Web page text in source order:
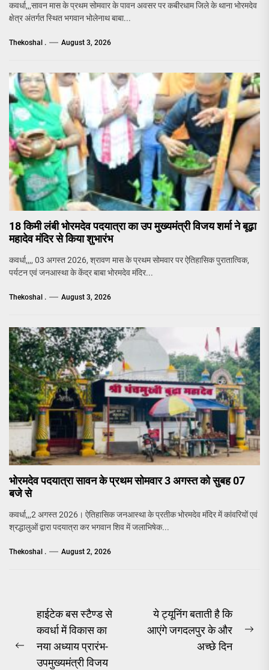
कवर्धा,,,सावन मास के प्रथम सोमवार के पावन अवसर पर कबीरधाम जिले के थाना भोरमदेव
क्षेत्र अंतर्गत स्थित भगवान भोलेनाथ बाबा...
Thekoshal . August 3, 2026
18 किमी लंबी भोरमदेव पदयात्रा का उप मुख्यमंत्री विजय शर्मा ने बूढ़ा
महादेव मंदिर से किया शुभारंभ
कवर्धा,,,, 03 अगस्त 2026, श्रावण मास के प्रथम सोमवार पर ऐतिहासिक पुरातात्विक,
पर्यटन एवं जनआस्था के केंद्र बाबा भोरमदेव मंदिर...
Thekoshal . August 3, 2026
भोरमदेव पदयात्रा सावन के प्रथम सोमवार 3 अगस्त को सुबह 07
बजे से
कवर्धा,,,2 अगस्त 2026। ऐतिहासिक जनआस्था के प्रतीक भोरमदेव मंदिर में कांवरियों एवं
श्रद्धालुओं द्वारा पदयात्रा कर भगवान शिव में जलाभिषेक...
Thekoshal . August 2, 2026
Post
navigation
Previous
हाईटेक बस स्टैण्ड से
कवर्धा में विकास का
नया अध्याय प्रारंभ-
उपमुख्यमंत्री विजय
ये ट्यूनिंग बताती है कि
आएंगे जगदलपुर के और
अच्छे दिन